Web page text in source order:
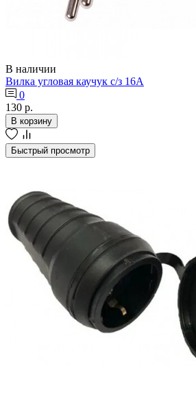
В наличии
Вилка угловая каучук с/з 16А
0
130 р.
В корзину
Быстрый просмотр